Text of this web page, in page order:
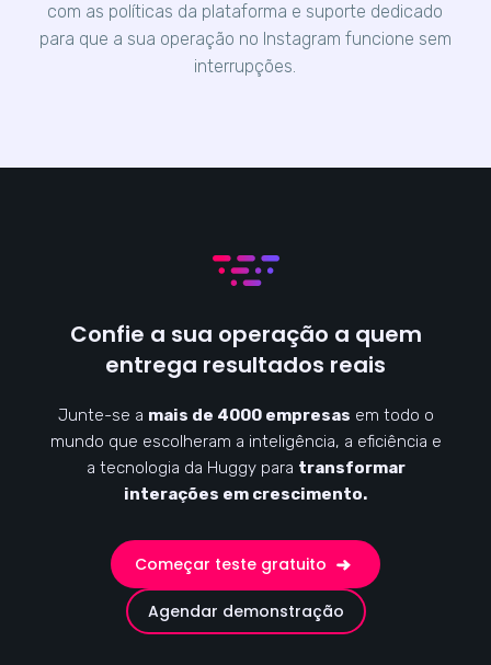
com as políticas da plataforma e suporte dedicado
para que a sua operação no Instagram funcione sem
interrupções.
Confie a sua operação a quem
entrega resultados reais
Junte-se a mais de 4000 empresas em todo o
mundo que escolheram a inteligência, a eficiência e
a tecnologia da Huggy para transformar
interações em crescimento.
Começar teste gratuito
Agendar demonstração